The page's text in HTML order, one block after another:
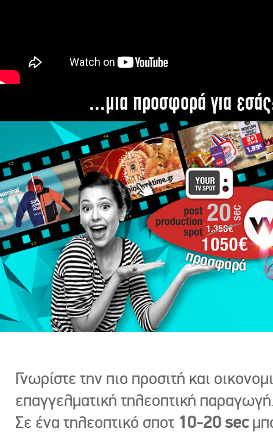
...μια προσφορά για
Γνωρίστε την πιο προσιτή και
επαγγελματική τηλεοπτική
Σε ένα τηλεοπτικό σποτ 10-20 sec